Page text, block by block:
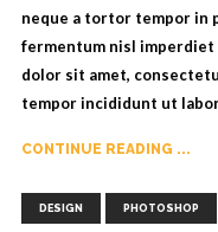
neque a tortor tempor in
fermentum nisl
dolor sit amet,
tempor incididunt ut
CONTINUE READING ...
DESIGN PHOTOSHOP